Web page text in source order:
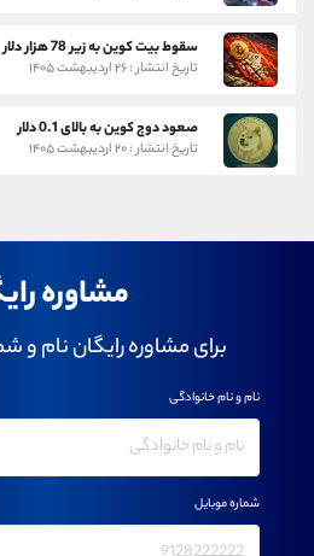
سقوط بیت کوین به زیر 78 هزار دلار
تاریخ انتشار : ۲۶ اردیبهشت ۱۴۰۵
صعود دوج کوین به بالای 0.1 دلار
تاریخ انتشار : ۲۰ اردیبهشت ۱۴۰۵
مشاوره
برای مشاوره رایگان نام و
نام و نام خانوادگی
شماره موبایل